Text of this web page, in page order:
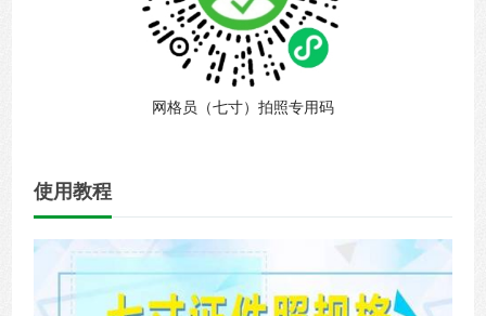
网格员（七寸）拍照专用码
使用教程